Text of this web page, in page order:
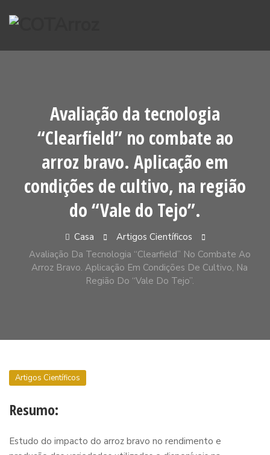
para
conteúdo
Avaliação da tecnologia
“Clearfield” no combate ao
arroz bravo. Aplicação em
condições de cultivo, na região
do “Vale do Tejo”.
Casa
Artigos Científicos
Avaliação Da Tecnologia “Clearfield” No Combate Ao
Arroz Bravo. Aplicação Em Condições De Cultivo, Na
Região Do “Vale Do Tejo”.
Artigos Científicos
Resumo:
Estudo do impacto do arroz bravo no rendimento e